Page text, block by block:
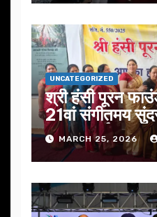
UNCATEGORIZED
श्री हंसी पूरन
21वां संगीतमय
सफलतापूर्वक
MARCH 25, 2026